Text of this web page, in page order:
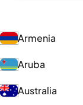
Armenia
Aruba
Australia